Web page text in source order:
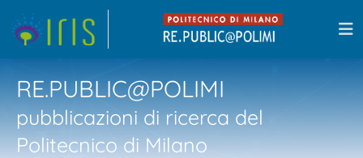
RE.PUBLIC@POLIMI
pubblicazioni di ricerca del
Politecnico di Milano